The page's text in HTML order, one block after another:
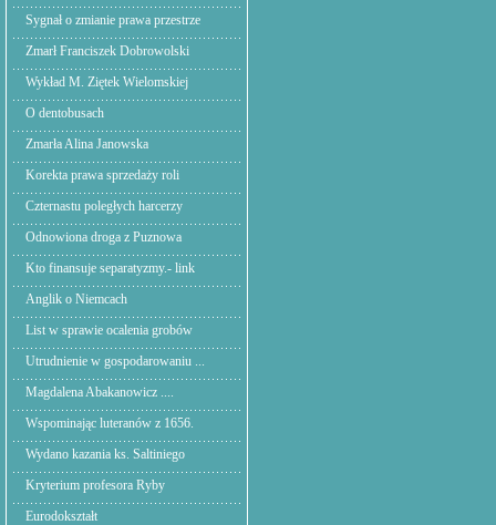
Sygnał o zmianie prawa przestrze
Zmarł Franciszek Dobrowolski
Wykład M. Ziętek Wielomskiej
O dentobusach
Zmarła Alina Janowska
Korekta prawa sprzedaży roli
Czternastu poległych harcerzy
Odnowiona droga z Puznowa
Kto finansuje separatyzmy.- link
Anglik o Niemcach
List w sprawie ocalenia grobów
Utrudnienie w gospodarowaniu ...
Magdalena Abakanowicz ....
Wspominając luteranów z 1656.
Wydano kazania ks. Saltiniego
Kryterium profesora Ryby
Eurodokształt